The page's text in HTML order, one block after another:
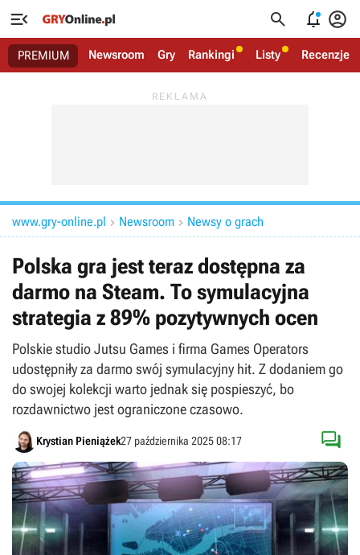
   
PREMIUM Newsroom Gry Rankingi Listy Recenzje
www.gry-online.pl  Newsroom  Newsy o grach
Polska gra jest teraz dostępna za
darmo na Steam. To symulacyjna
strategia z 89% pozytywnych ocen
Polskie studio Jutsu Games i firma Games Operators
udostępniły za darmo swój symulacyjny hit. Z dodaniem go
do swojej kolekcji warto jednak się pospieszyć, bo
rozdawnictwo jest ograniczone czasowo.
Krystian Pieniążek27 października 2025 08:17 